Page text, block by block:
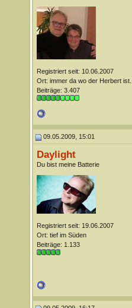
Registriert seit: 10.06.2007
Ort: immer da wo der Herbert ist...
Beiträge: 3.407
09.05.2009, 15:01
Daylight
Du bist meine Batterie
Registriert seit: 19.06.2007
Ort: tief im Süden
Beiträge: 1.133